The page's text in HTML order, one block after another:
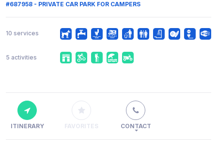
#687958 - PRIVATE CAR PARK FOR CAMPERS
10 services
5 activities
ITINERARY FAVORITES CONTACT